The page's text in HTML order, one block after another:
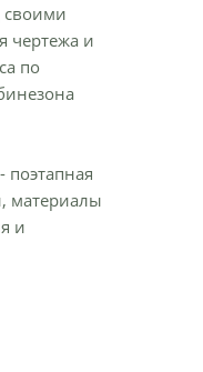
своими
чертежа и
по
поэтапная
материалы
и